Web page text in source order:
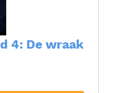
4: De wraak